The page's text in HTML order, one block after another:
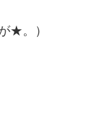
★。）